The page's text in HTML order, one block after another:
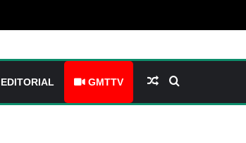
EDITORIAL GMTTV Article Aléatoire